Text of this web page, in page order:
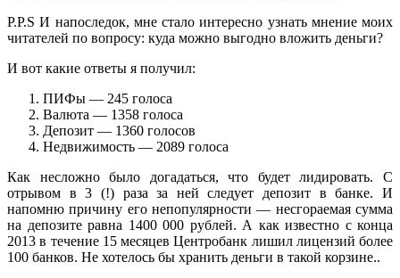
P.P.S И напоследок, мне стало интересно узнать мнение моих
читателей по вопросу: куда можно выгодно вложить деньги?
И вот какие ответы я получил:
ПИФы — 245 голоса
Валюта — 1358 голоса
Депозит — 1360 голосов
Недвижимость — 2089 голоса
Как несложно было догадаться, что будет лидировать. С
отрывом в 3 (!) раза за ней следует депозит в банке. И
напомню причину его непопулярности — несгораемая сумма
на депозите равна 1400 000 рублей. А как известно с конца
2013 в течение 15 месяцев Центробанк лишил лицензий более
100 банков. Не хотелось бы хранить деньги в такой корзине..